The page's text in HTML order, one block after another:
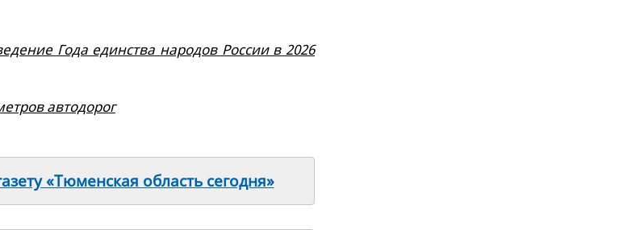
Года единства народов России в 2026
автодорог
«Тюменская область сегодня»